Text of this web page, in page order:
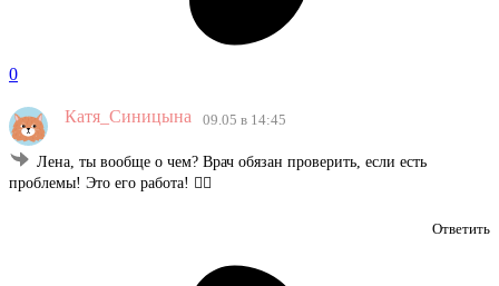
0
Катя_Синицына 09.05 в 14:45
Лена, ты вообще о чем? Врач обязан проверить, если есть
проблемы! Это его работа! 🤦‍♀️
Ответить